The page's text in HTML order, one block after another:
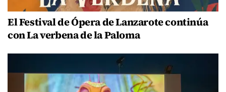
El Festival de Ópera de Lanzarote continúa
con La verbena de la Paloma